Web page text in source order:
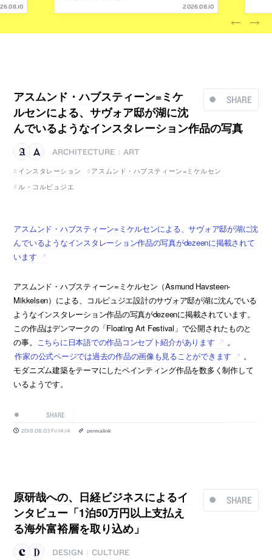
2026.08.10
SHARE
アスムンド・ハブスティーン=ミケ
ルセンによる、サヴォア邸が湖に沈
んでいるようなインスタレーション作品の写真
ARCHITECTURE
ART
インスタレーション
アスムンド・ハブスティーン=ミケルセン
ル・コルビュジエ
アスムンド・ハブスティーン=ミケルセンによる、サヴォア邸が湖に沈
んでいるようなインスタレーション作品の写真がdezeenに掲載されて
います
アスムンド・ハブスティーン=ミケルセン（Asmund Havsteen-
Mikkelsen）による、コルビュジエ設計のサヴォア邸が湖に沈んでいる
ようなインスタレーション作品の写真がdezeenに掲載されています。
この作品はデンマークの「Floating Art Festival」で公開されたものと
の事。
こちらに日本語での作品コンセプト紹介があります
。
作家の公式ページでは過去の作品の画像も見ることができます
。
モダニズム建築をテーマにしたペインティング作品を数多く制作して
いるようです。
SHARE
2018.08.03 Fri 14:14 permalink
SHARE
原研哉への、日経ビジネスによるイ
ンタビュー「1泊50万円以上支払え
る海外富裕層を取り込め」
DESIGN
CULTURE